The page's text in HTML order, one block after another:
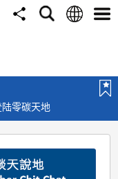
分
搜
语
选
陆零碳天地